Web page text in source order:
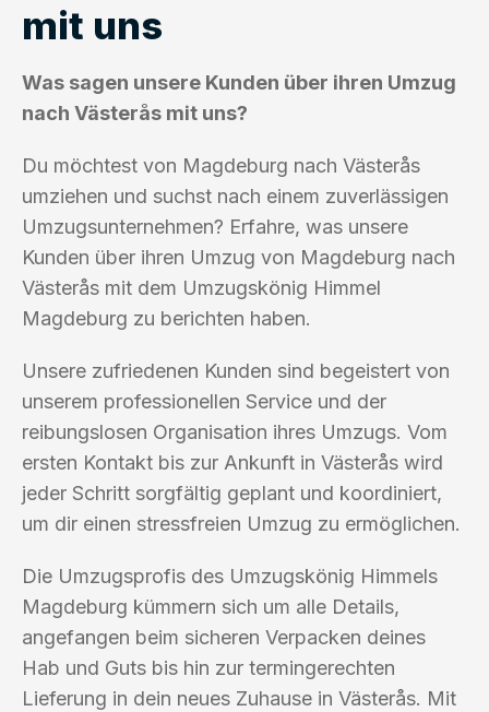
mit uns
Was sagen unsere Kunden über ihren Umzug
nach Västerås mit uns?
Du möchtest von Magdeburg nach Västerås
umziehen und suchst nach einem zuverlässigen
Umzugsunternehmen? Erfahre, was unsere
Kunden über ihren Umzug von Magdeburg nach
Västerås mit dem Umzugskönig Himmel
Magdeburg zu berichten haben.
Unsere zufriedenen Kunden sind begeistert von
unserem professionellen Service und der
reibungslosen Organisation ihres Umzugs. Vom
ersten Kontakt bis zur Ankunft in Västerås wird
jeder Schritt sorgfältig geplant und koordiniert,
um dir einen stressfreien Umzug zu ermöglichen.
Die Umzugsprofis des Umzugskönig Himmels
Magdeburg kümmern sich um alle Details,
angefangen beim sicheren Verpacken deines
Hab und Guts bis hin zur termingerechten
Lieferung in dein neues Zuhause in Västerås. Mit